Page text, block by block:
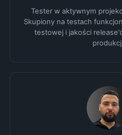
Tester w aktywnym
Skupiony na testach
testowej i jakości